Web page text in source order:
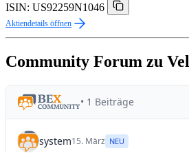
ISIN: US92259N1046
Aktiendetails öffnen
Community Forum zu